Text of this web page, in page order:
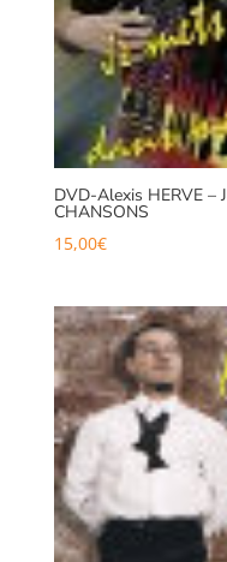
DVD-Alexis HERVE –
CHANSONS
15,00€